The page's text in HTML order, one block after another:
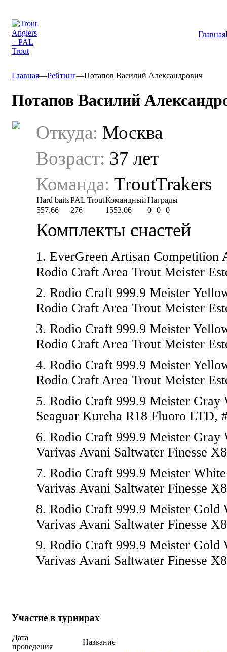
Главная
Главная—Рейтинг—Потапов Василий Александрович
Потапов Василий
Откуда: Москва
Возраст: 37 лет
Команда: TroutTrakers
Hard baitsPAL TroutКомандныйНаграды
557.66
276 1553.06 0 0 0
Комплекты снастей
1. EverGreen Artisan Competition
Rodio Craft Area Trout Meister
2. Rodio Craft 999.9 Meister
Rodio Craft Area Trout Meister
3. Rodio Craft 999.9 Meister
Rodio Craft Area Trout Meister
4. Rodio Craft 999.9 Meister
Rodio Craft Area Trout Meister
5. Rodio Craft 999.9 Meister
Seaguar Kureha R18 Fluoro LTD,
6. Rodio Craft 999.9 Meister
Varivas Avani Saltwater Finesse
7. Rodio Craft 999.9 Meister
Varivas Avani Saltwater Finesse
8. Rodio Craft 999.9 Meister Gold
Varivas Avani Saltwater Finesse
9. Rodio Craft 999.9 Meister Gold
Varivas Avani Saltwater Finesse
Участие в турнирах
Дата
проведения
Название